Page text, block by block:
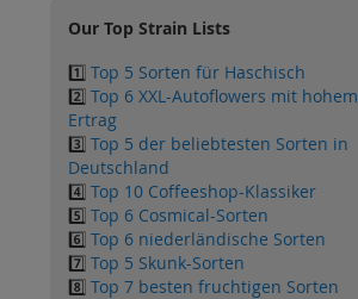
Our Top Strain Lists
1️⃣ Top 5 Sorten für Haschisch
2️⃣ Top 6 XXL-Autoflowers mit hohem
Ertrag
3️⃣ Top 5 der beliebtesten Sorten in
Deutschland
4️⃣ Top 10 Coffeeshop-Klassiker
5️⃣ Top 6 Cosmical-Sorten
6️⃣ Top 6 niederländische Sorten
7️⃣ Top 5 Skunk-Sorten
8️⃣ Top 7 besten fruchtigen Sorten